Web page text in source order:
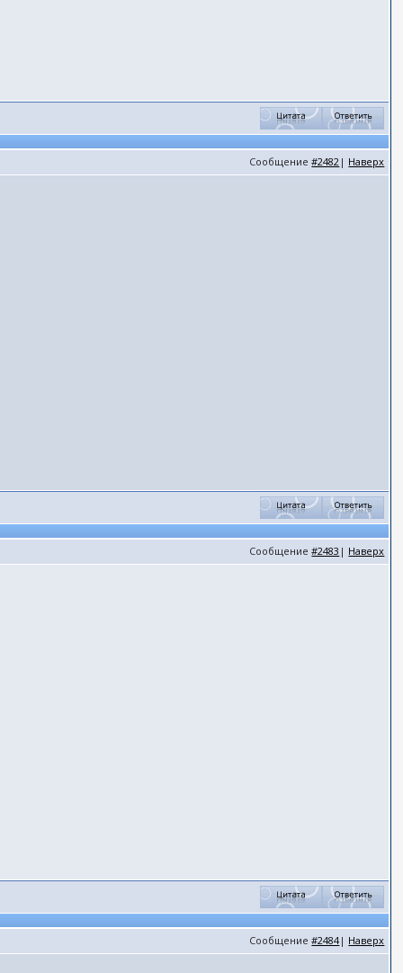
Сообщение#2482 | Наверх
Сообщение#2483 | Наверх
Сообщение#2484| Наверх